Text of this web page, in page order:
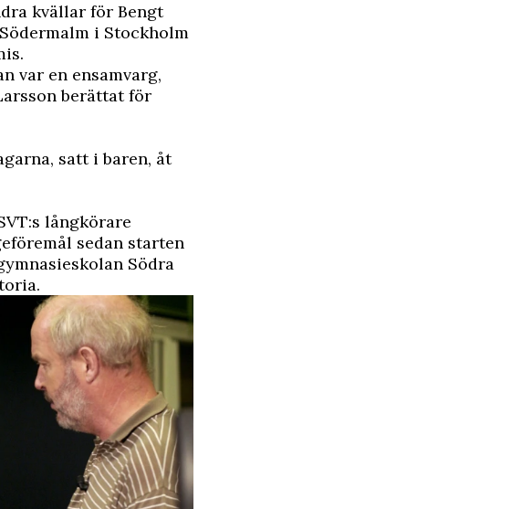
kvällar för Bengt
i Stockholm
var en ensamvarg,
berättat för
satt i baren, åt
:s långkörare
sedan starten
Södra